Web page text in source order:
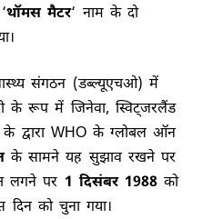
थॉमस मैटर‘ नाम के दो
संगठन (डब्ल्यूएचओ) में
के रूप में जिनेवा, स्विट्जरलैंड
द्वारा WHO के ग्लोबल ऑन
के सामने यह सुझाव रखने पर
लगने पर 1 दिसंबर 1988 को
को चुना गया।